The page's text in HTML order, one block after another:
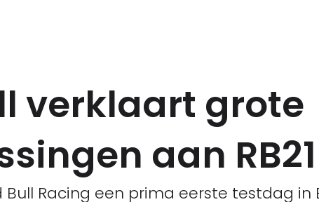
verklaart grote
aan
Bull Racing een prima eerste testdag